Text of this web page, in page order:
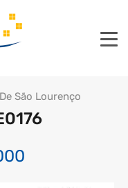
São Lourenço